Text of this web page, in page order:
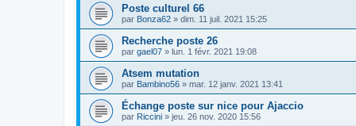
Poste culturel 66
par Bonza62 » dim. 11 juil. 2021 15:25
Recherche poste 26
par gael07 » lun. 1 févr. 2021 19:08
Atsem mutation
par Bambino56 » mar. 12 janv. 2021 13:41
Échange poste sur nice pour Ajaccio
par Riccini » jeu. 26 nov. 2020 15:56